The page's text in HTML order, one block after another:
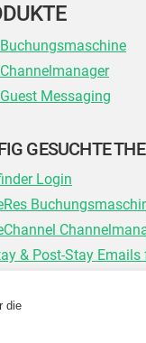
Messaging
GESUCHTE
Login
& Post-Stay
die